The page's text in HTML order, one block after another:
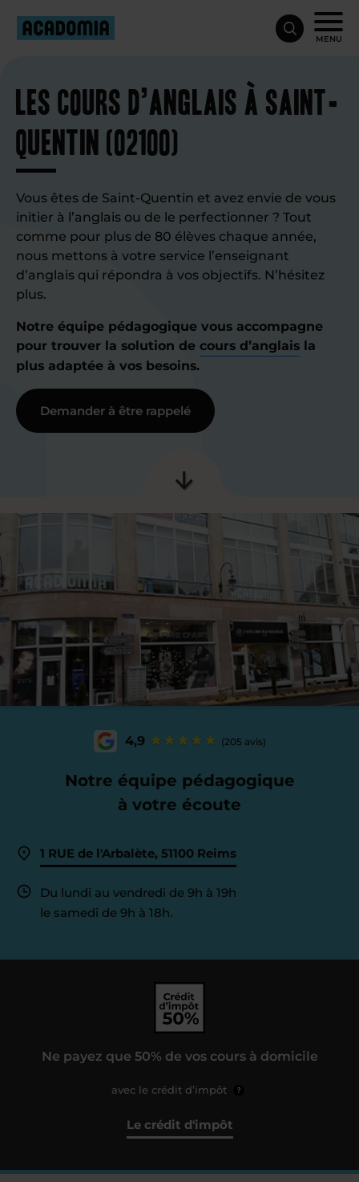
MENU
Les cours d’anglais à Saint-
Quentin (02100)
Vous êtes de Saint-Quentin et avez envie de vous
initier à l’anglais ou de le perfectionner ? Tout
comme pour plus de 80 élèves chaque année,
nous mettons à votre service l’enseignant
d’anglais qui répondra à vos objectifs. N’hésitez
plus.
Notre équipe pédagogique vous accompagne
pour trouver la solution de cours d’anglais la
plus adaptée à vos besoins.
Demander à être rappelé
4,9 (205 avis)
Notre équipe pédagogique
à votre écoute
1 RUE de l'Arbalète, 51100 Reims
Du lundi au vendredi de 9h à 19h
le samedi de 9h à 18h.
Ne payez que 50% de vos cours à domicile
avec le crédit d’impôt ?
Le crédit d'impôt